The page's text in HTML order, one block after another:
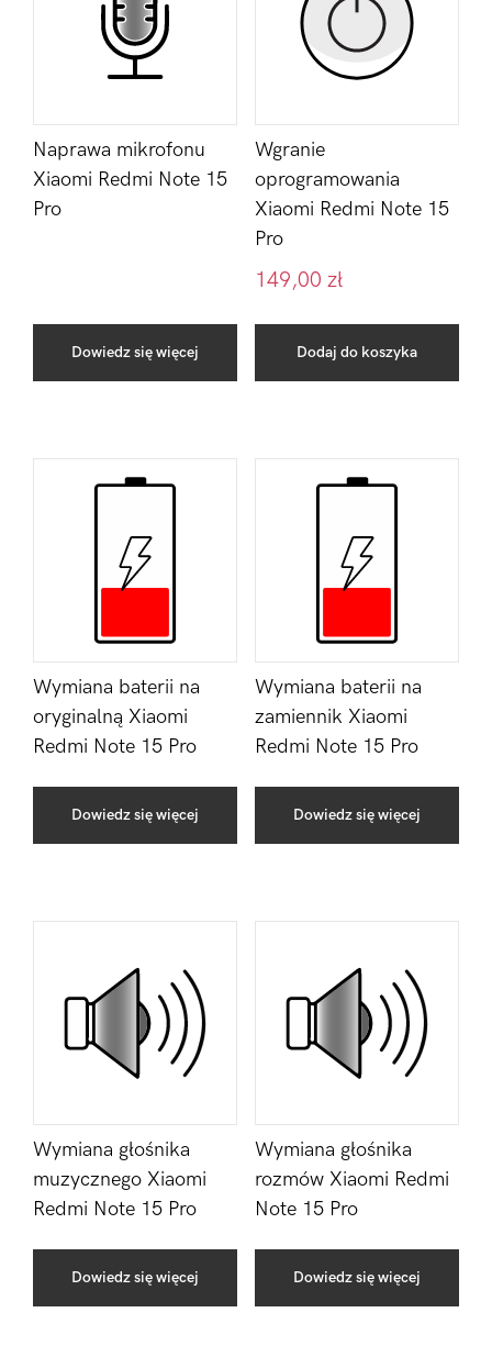
Naprawa mikrofonu
Xiaomi Redmi Note 15
Pro
Dowiedz się więcej
Wgranie
oprogramowania
Xiaomi Redmi Note 15
Pro
149,00 zł
Dodaj do koszyka
Wymiana baterii na
oryginalną Xiaomi
Redmi Note 15 Pro
Dowiedz się więcej
Wymiana baterii na
zamiennik Xiaomi
Redmi Note 15 Pro
Dowiedz się więcej
Wymiana głośnika
muzycznego Xiaomi
Redmi Note 15 Pro
Dowiedz się więcej
Wymiana głośnika
rozmów Xiaomi Redmi
Note 15 Pro
Dowiedz się więcej